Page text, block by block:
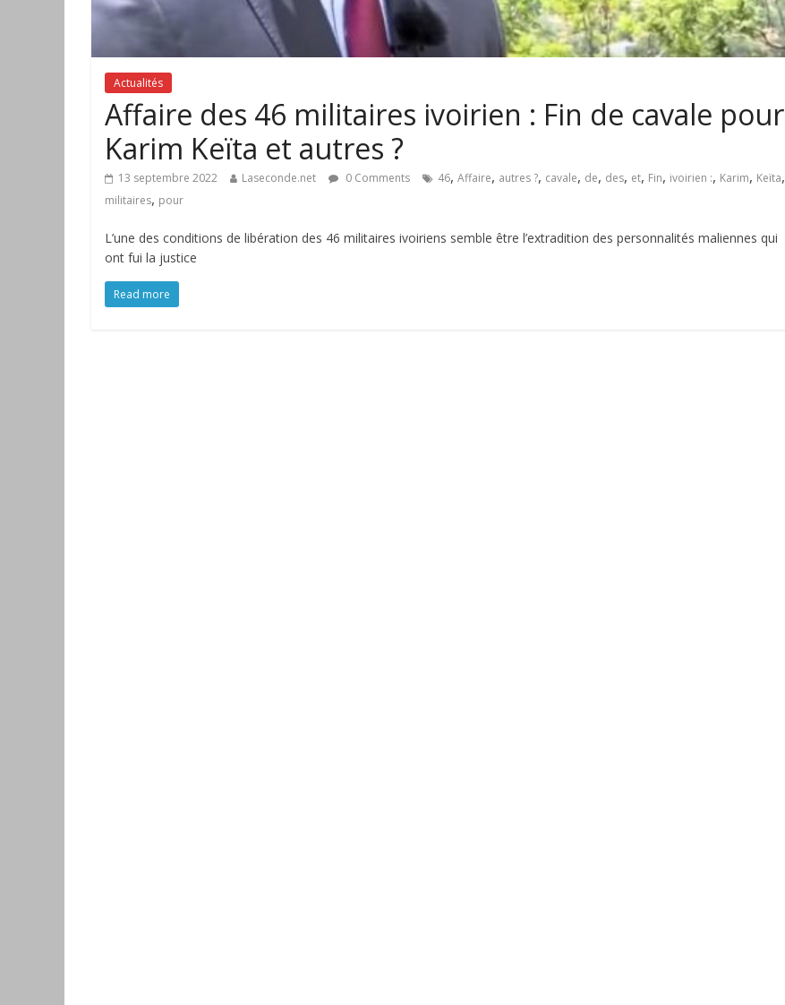
Actualités
Affaire des 46 militaires ivoirien : Fin de cavale pour
Karim Keïta et autres ?
13 septembre 2022 Laseconde.net 0 Comments 46, Affaire, autres ?, cavale, de, des, et, Fin, ivoirien :, Karim, Keïta,
militaires, pour
L’une des conditions de libération des 46 militaires ivoiriens semble être l’extradition des personnalités maliennes qui
ont fui la justice
Read more